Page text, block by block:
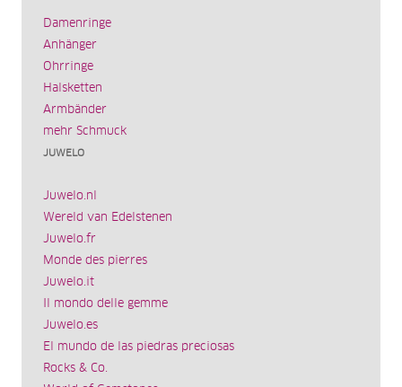
Damenringe
Anhänger
Ohrringe
Halsketten
Armbänder
mehr Schmuck
JUWELO
Juwelo.nl
Wereld van Edelstenen
Juwelo.fr
Monde des pierres
Juwelo.it
Il mondo delle gemme
Juwelo.es
El mundo de las piedras preciosas
Rocks & Co.